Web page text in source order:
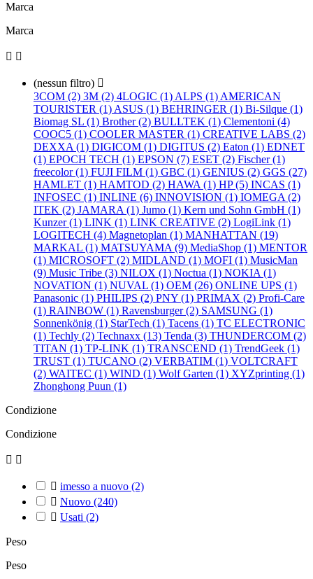
Marca
Marca
 
(nessun filtro) 
3COM (2) 3M (2) 4LOGIC (1) ALPS (1) AMERICAN
TOURISTER (1) ASUS (1) BEHRINGER (1) Bi-Silque (1)
Biomag SL (1) Brother (2) BULLTEK (1) Clementoni (4)
COOC5 (1) COOLER MASTER (1) CREATIVE LABS (2)
DEXXA (1) DIGICOM (1) DIGITUS (2) Eaton (1) EDNET
(1) EPOCH TECH (1) EPSON (7) ESET (2) Fischer (1)
freecolor (1) FUJI FILM (1) GBC (1) GENIUS (2) GGS (27)
HAMLET (1) HAMTOD (2) HAWA (1) HP (5) INCAS (1)
INFOSEC (1) INLINE (6) INNOVISION (1) IOMEGA (2)
ITEK (2) JAMARA (1) Jumo (1) Kern und Sohn GmbH (1)
Kunzer (1) LINK (1) LINK CREATIVE (2) LogiLink (1)
LOGITECH (4) Magnetoplan (1) MANHATTAN (19)
MARKAL (1) MATSUYAMA (9) MediaShop (1) MENTOR
(1) MICROSOFT (2) MIDLAND (1) MOFI (1) MusicMan
(9) Music Tribe (3) NILOX (1) Noctua (1) NOKIA (1)
NOVATION (1) NUVAL (1) OEM (26) ONLINE UPS (1)
Panasonic (1) PHILIPS (2) PNY (1) PRIMAX (2) Profi-Care
(1) RAINBOW (1) Ravensburger (2) SAMSUNG (1)
Sonnenkönig (1) StarTech (1) Tacens (1) TC ELECTRONIC
(1) Techly (2) Technaxx (13) Tenda (3) THUNDERCOM (2)
TITAN (1) TP-LINK (1) TRANSCEND (1) TrendGeek (1)
TRUST (1) TUCANO (2) VERBATIM (1) VOLTCRAFT
(2) WAITEC (1) WIND (1) Wolf Garten (1) XYZprinting (1)
Zhonghong Puun (1)
Condizione
Condizione
 
 imesso a nuovo (2)
 Nuovo (240)
 Usati (2)
Peso
Peso